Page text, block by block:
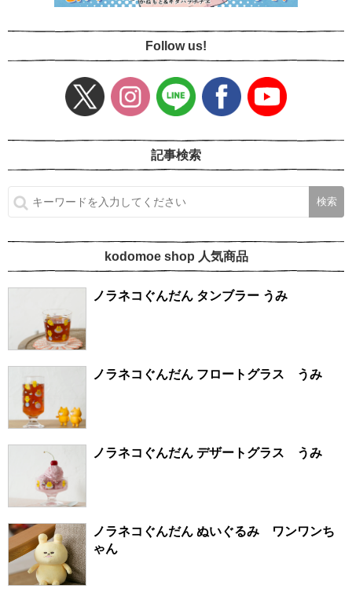
Follow us!
記事検索
kodomoe shop 人気商品
ノラネコぐんだん タンブラー うみ
ノラネコぐんだん フロートグラス うみ
ノラネコぐんだん デザートグラス うみ
ノラネコぐんだん ぬいぐるみ ワンワンち
ゃん